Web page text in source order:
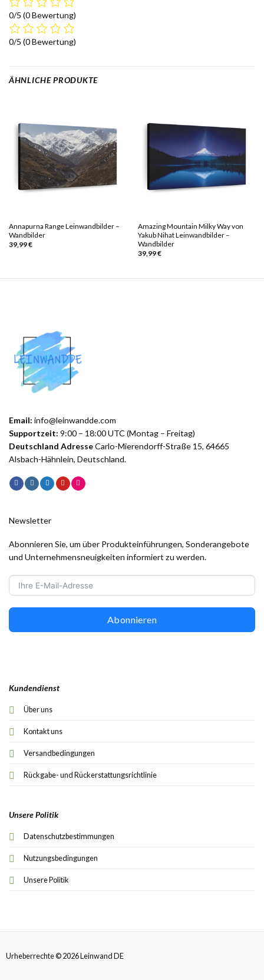
0/5 (0 Bewertung)
0/5 (0 Bewertung)
ÄHNLICHE PRODUKTE
Annapurna Range Leinwandbilder –
Wandbilder
39,99€
Amazing Mountain Milky Way von
Yakub Nihat Leinwandbilder –
Wandbilder
39,99€
Email: info@leinwandde.com
Supportzeit: 9:00 – 18:00 UTC (Montag – Freitag)
Deutschland AdresseCarlo-Mierendorff-Straße 15, 64665
Alsbach-Hähnlein, Deutschland.
Kundendienst
Über uns
Kontakt uns
Versandbedingungen
Rückgabe- und Rückerstattungsrichtlinie
Unsere Politik
Datenschutzbestimmungen
Nutzungsbedingungen
Unsere Politik
Newsletter
Abonnieren Sie, um über Produkteinführungen, Sonderangebote
und Unternehmensneuigkeiten informiert zu werden.
Abonnieren
Urheberrechte © 2026 Leinwand DE